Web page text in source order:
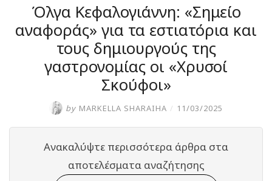
Όλγα Κεφαλογιάννη: «Σημείο
αναφοράς» για τα εστιατόρια και
τους δημιουργούς της
γαστρονομίας οι «Χρυσοί
Σκούφοι»
by MARKELLA SHARAIHA / 11/03/2025
Ανακαλύψτε περισσότερα άρθρα στα
αποτελέσματα αναζήτησης